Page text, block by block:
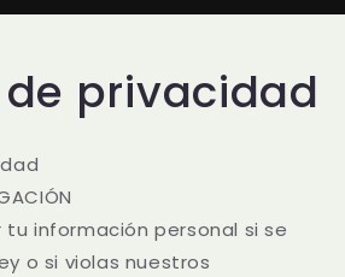
privacidad
tu información personal si se
o si violas nuestros